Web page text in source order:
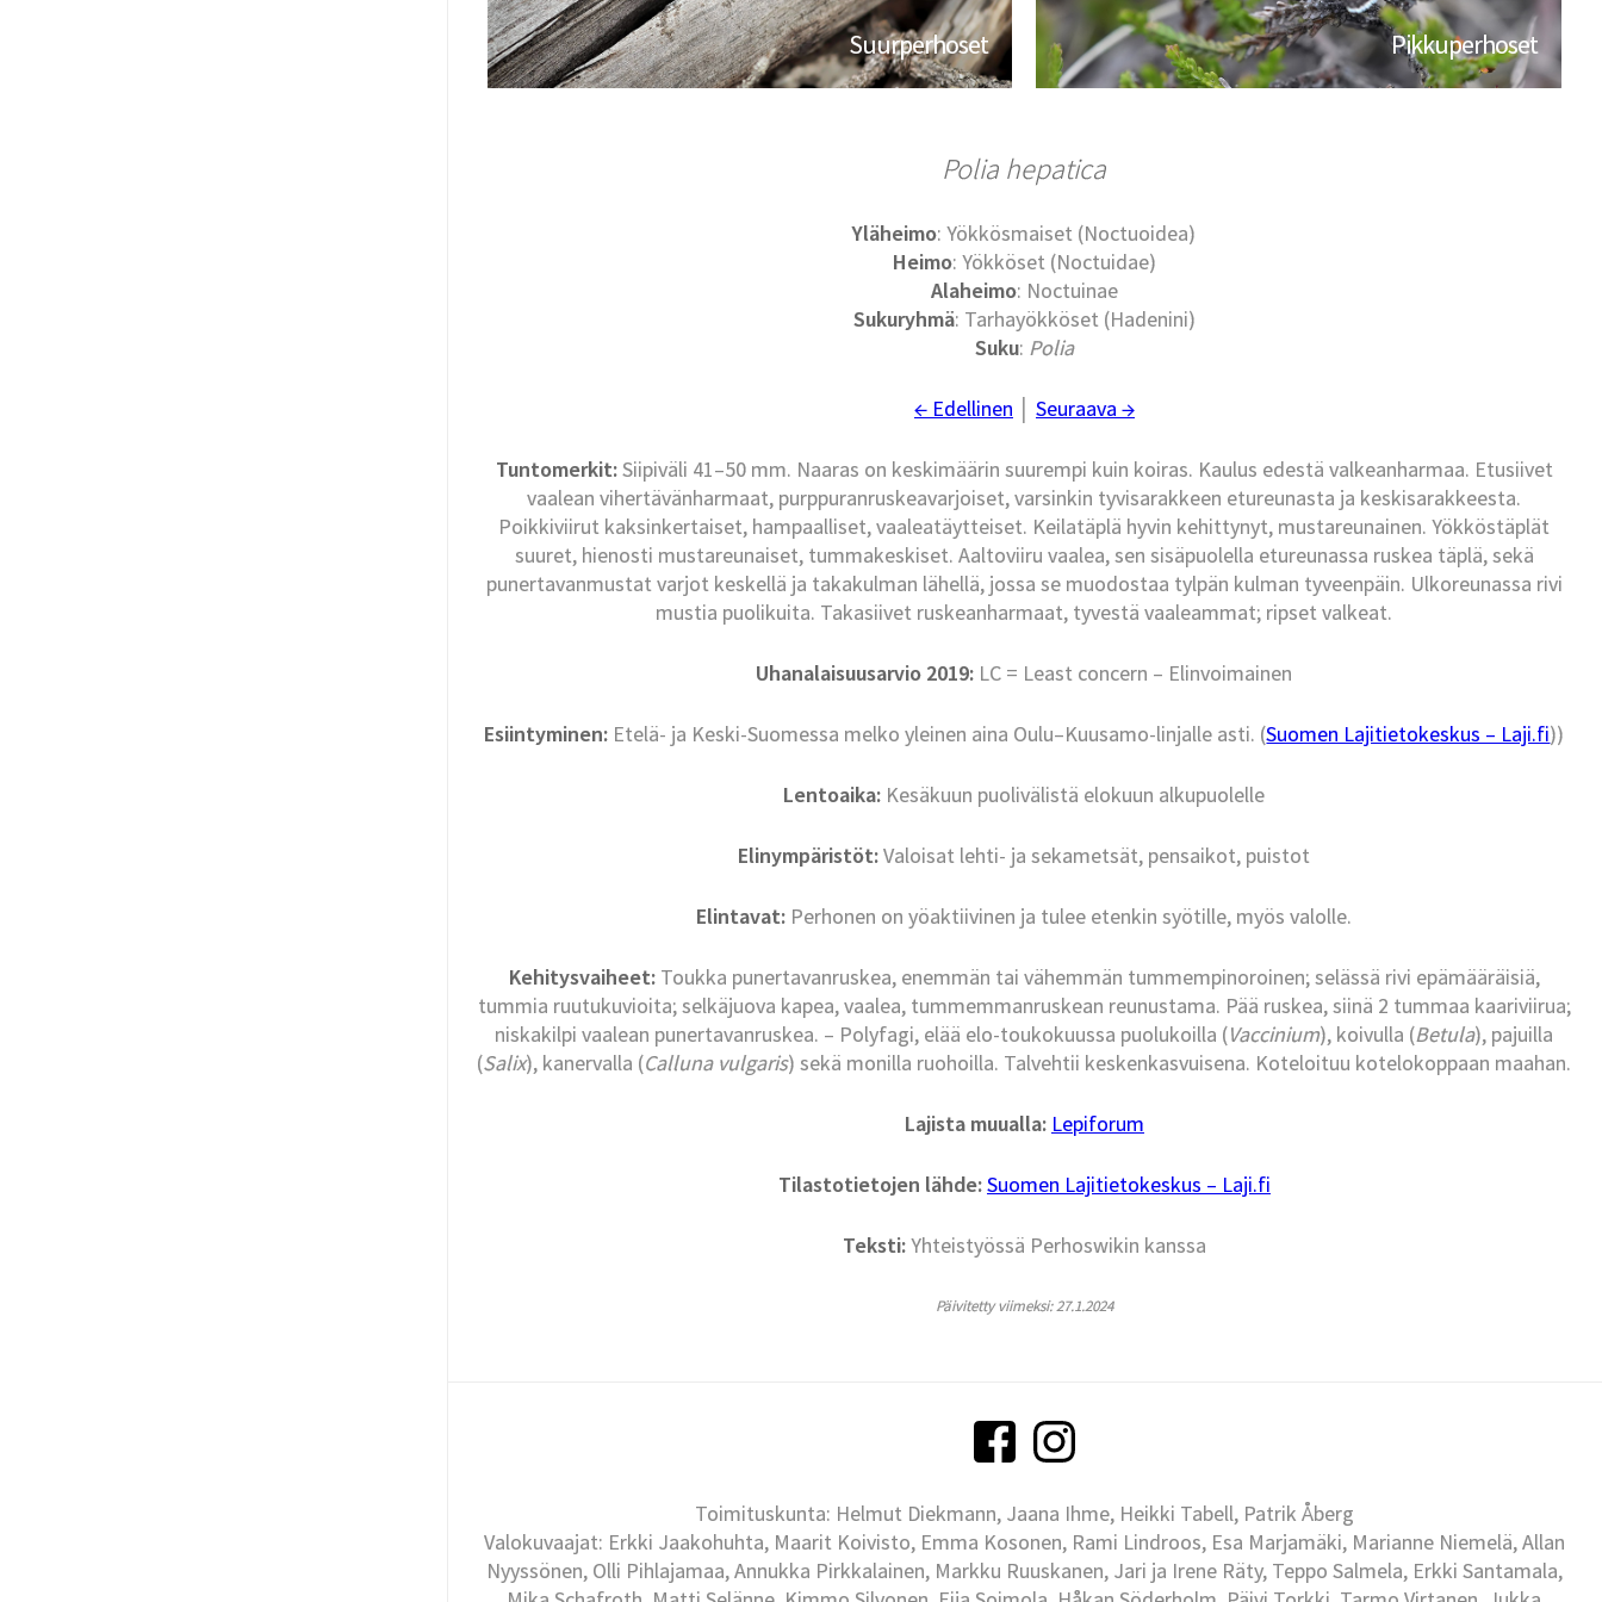
Suurperhoset Pikkuperhoset
Polia hepatica
Yläheimo: Yökkösmaiset (Noctuoidea)
Heimo: Yökköset (Noctuidae)
Alaheimo: Noctuinae
Sukuryhmä: Tarhayökköset (Hadenini)
Suku: Polia
← Edellinen Seuraava →
Tuntomerkit:Siipiväli 41–50 mm. Naaras on keskimäärin suurempi kuin koiras. Kaulus edestä valkeanharmaa. Etusiivet
vaalean vihertävänharmaat, purppuranruskeavarjoiset, varsinkin tyvisarakkeen etureunasta ja keskisarakkeesta.
Poikkiviirut kaksinkertaiset, hampaalliset, vaaleatäytteiset. Keilatäplä hyvin kehittynyt, mustareunainen. Yökköstäplät
suuret, hienosti mustareunaiset, tummakeskiset. Aaltoviiru vaalea, sen sisäpuolella etureunassa ruskea täplä, sekä
punertavanmustat varjot keskellä ja takakulman lähellä, jossa se muodostaa tylpän kulman tyveenpäin. Ulkoreunassa rivi
mustia puolikuita. Takasiivet ruskeanharmaat, tyvestä vaaleammat; ripset valkeat.
Uhanalaisuusarvio 2019: LC = Least concern – Elinvoimainen
Esiintyminen: Etelä- ja Keski-Suomessa melko yleinen aina Oulu–Kuusamo-linjalle asti. (Suomen Lajitietokeskus – Laji.fi))
Lentoaika: Kesäkuun puolivälistä elokuun alkupuolelle
Elinympäristöt:Valoisat lehti- ja sekametsät, pensaikot, puistot
Elintavat: Perhonen on yöaktiivinen ja tulee etenkin syötille, myös valolle.
Kehitysvaiheet:Toukka punertavanruskea, enemmän tai vähemmän tummempinoroinen; selässä rivi epämääräisiä,
tummia ruutukuvioita; selkäjuova kapea, vaalea, tummemmanruskean reunustama. Pää ruskea, siinä 2 tummaa kaariviirua;
niskakilpi vaalean punertavanruskea. – Polyfagi, elää elo-toukokuussa puolukoilla (Vaccinium), koivulla (Betula), pajuilla
(Salix), kanervalla (Calluna vulgaris) sekä monilla ruohoilla. Talvehtii keskenkasvuisena. Koteloituu kotelokoppaan maahan.
Lajista muualla: Lepiforum
Tilastotietojen lähde:Suomen Lajitietokeskus – Laji.fi
Teksti:Yhteistyössä Perhoswikin kanssa
Päivitetty viimeksi: 27.1.2024
Toimituskunta: Helmut Diekmann, Jaana Ihme, Heikki Tabell, Patrik Åberg
Valokuvaajat: Erkki Jaakohuhta, Maarit Koivisto, Emma Kosonen, Rami Lindroos, Esa Marjamäki, Marianne Niemelä, Allan
Nyyssönen, Olli Pihlajamaa, Annukka Pirkkalainen, Markku Ruuskanen, Jari ja Irene Räty, Teppo Salmela, Erkki Santamala,